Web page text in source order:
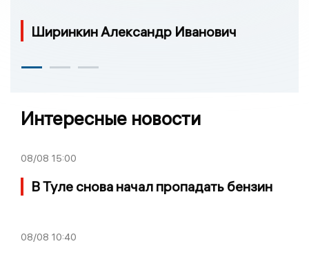
Ширинкин Александр Иванович
Интересные новости
08/08 15:00
В Туле снова начал пропадать бензин
08/08 10:40